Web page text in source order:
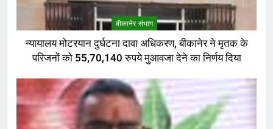
बीकानेर संभाग
न्यायालय मोटरयान दुर्घटना दावा अधिकरण, बीकानेर ने मृतक के
परिजनों को 55,70,140 रुपये मुआवजा देने का निर्णय दिया